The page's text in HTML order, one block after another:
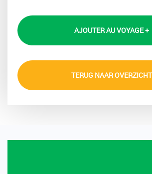
AJOUTER AU VOYAGE +
TERUG NAAR OVERZICHT